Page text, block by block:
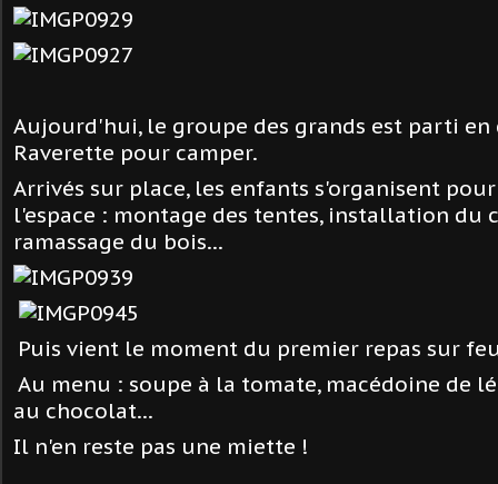
Aujourd'hui, le groupe des grands est parti
Raverette pour camper.
Arrivés sur place, les enfants s'organisent
l'espace : montage des tentes, installation du
ramassage du bois...
Puis vient le moment du premier repas sur
Au menu : soupe à la tomate, macédoine de
au chocolat...
Il n'en reste pas une miette !